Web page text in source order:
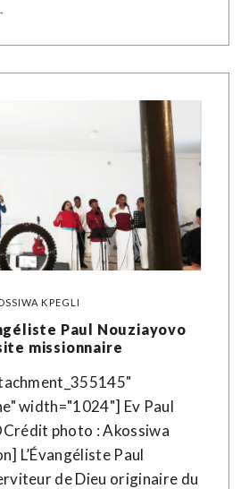
KPEGLI
Paul Nouziayovo
missionnaire
width="1024"] Ev Paul
photo : Akossiwa
L’Évangéliste Paul
de Dieu originaire du